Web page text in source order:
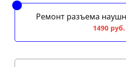
Ремонт разъема
1490 руб.